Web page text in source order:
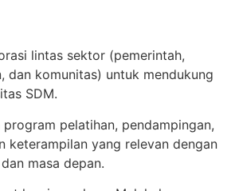
lintas sektor (pemerintah,
dan komunitas) untuk mendukung
SDM.
pelatihan, pendampingan,
keterampilan yang relevan dengan
masa depan.